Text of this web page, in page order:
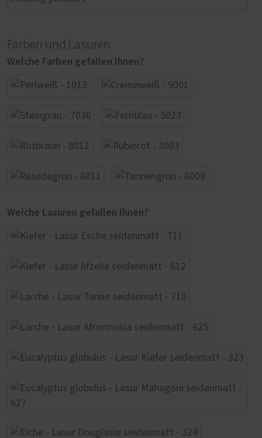
Farben und Lasuren
Welche Farben gefallen Ihnen?
Welche Lasuren gefallen Ihnen?